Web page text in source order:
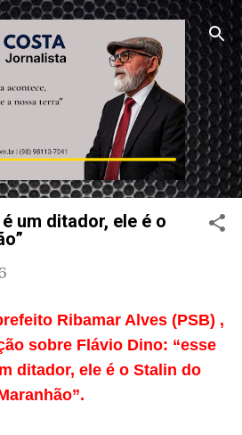
o conteúdo principal
um ditador, ele é o
Ribamar Alves (PSB) ,
sobre Flávio Dino: “esse
ditador, ele é o Stalin do